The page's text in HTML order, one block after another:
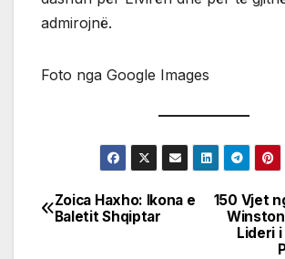
admirojnë.
Foto nga Google Images
Post
150 Vjet
Lideri
Zoica Haxho: Ikona e
Baletit Shqiptar